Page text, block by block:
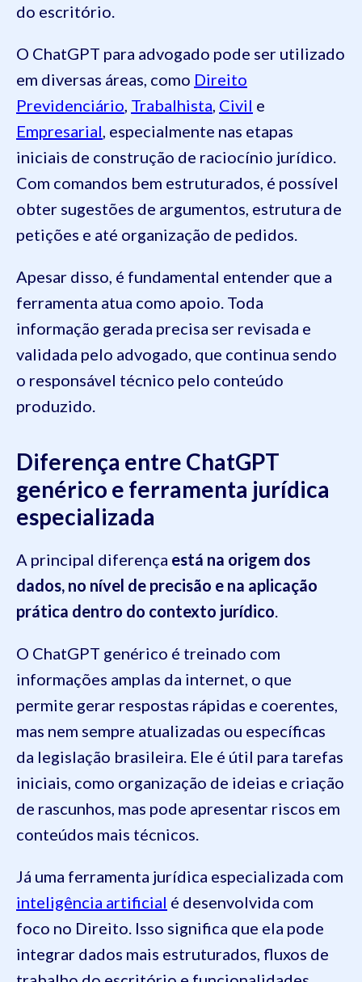
do escritório.
O ChatGPT para advogado pode ser utilizado
em diversas áreas, como Direito
Previdenciário, Trabalhista, Civil e
Empresarial, especialmente nas etapas
iniciais de construção de raciocínio jurídico.
Com comandos bem estruturados, é possível
obter sugestões de argumentos, estrutura de
petições e até organização de pedidos.
Apesar disso, é fundamental entender que a
ferramenta atua como apoio. Toda
informação gerada precisa ser revisada e
validada pelo advogado, que continua sendo
o responsável técnico pelo conteúdo
produzido.
Diferença entre ChatGPT
genérico e ferramenta jurídica
especializada
A principal diferença está na origem dos
dados, no nível de precisão e na aplicação
prática dentro do contexto jurídico.
O ChatGPT genérico é treinado com
informações amplas da internet, o que
permite gerar respostas rápidas e coerentes,
mas nem sempre atualizadas ou específicas
da legislação brasileira. Ele é útil para tarefas
iniciais, como organização de ideias e criação
de rascunhos, mas pode apresentar riscos em
conteúdos mais técnicos.
Já uma ferramenta jurídica especializada com
inteligência artificial é desenvolvida com
foco no Direito. Isso significa que ela pode
integrar dados mais estruturados, fluxos de